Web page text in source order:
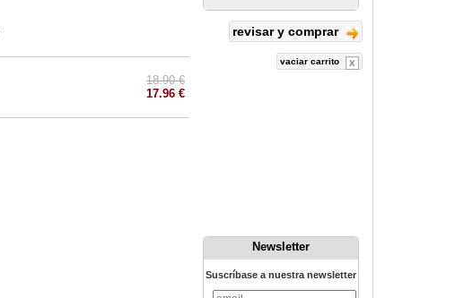
18.90 €
17.96 €
revisar y comprar
vaciar carrito
Newsletter
Suscríbase a nuestra newsletter